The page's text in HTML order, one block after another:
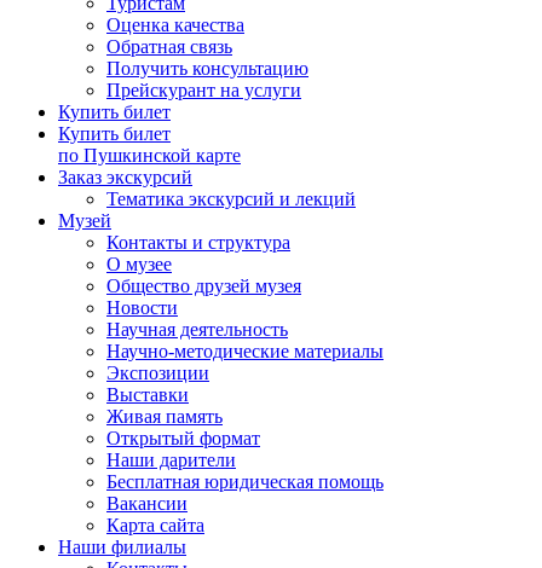
Оценка качества
Обратная связь
Получить консультацию
Прейскурант на услуги
Купить билет
Купить билет
по Пушкинской карте
Заказ экскурсий
Тематика экскурсий и лекций
Музей
Контакты и структура
О музее
Общество друзей музея
Новости
Научная деятельность
Научно-методические материалы
Экспозиции
Выставки
Живая память
Открытый формат
Наши дарители
Бесплатная юридическая помощь
Вакансии
Карта сайта
Наши филиалы